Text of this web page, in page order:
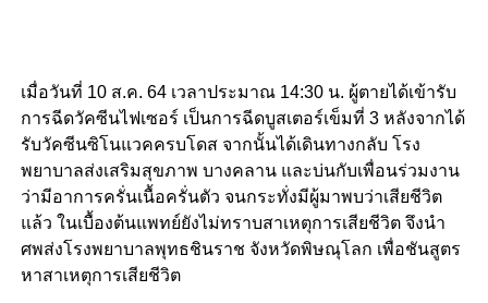
เมื่อวันที่ 10 ส.ค. 64 เวลาประมาณ 14:30 น. ผู้ตายได้เข้ารับ
การฉีดวัคซีนไฟเซอร์ เป็นการฉีดบูสเตอร์เข็มที่ 3 หลังจากได้
รับวัคซีนซิโนแวคครบโดส จากนั้นได้เดินทางกลับ โรง
พยาบาลส่งเสริมสุขภาพ บางคลาน และบ่นกับเพื่อนร่วมงาน
ว่ามีอาการครั่นเนื้อครั่นตัว จนกระทั่งมีผู้มาพบว่าเสียชีวิต
แล้ว ในเบื้องต้นแพทย์ยังไม่ทราบสาเหตุการเสียชีวิต จึงนำ
ศพส่งโรงพยาบาลพุทธชินราช จังหวัดพิษณุโลก เพื่อชันสูตร
หาสาเหตุการเสียชีวิต